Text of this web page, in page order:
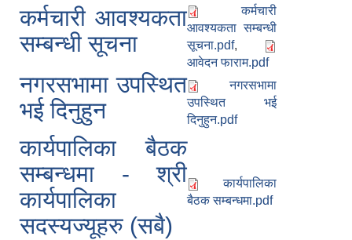
कर्मचारी आवश्यकता
सम्बन्धी सूचना
कर्मचारी
आवश्यकता सम्बन्धी
सूचना.pdf,
आवेदन फाराम.pdf
नगरसभामा उपस्थित
भई दिनुहुन
नगरसभामा
उपस्थित भई
दिनुहुन.pdf
कार्यपालिका बैठक
सम्बन्धमा - श्री
कार्यपालिका
सदस्यज्यूहरु (सबै)
कार्यपालिका
बैठक सम्बन्धमा.pdf